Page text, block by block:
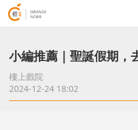
小編推薦｜聖誕假期，
樓上戲院
2024-12-24 18:02